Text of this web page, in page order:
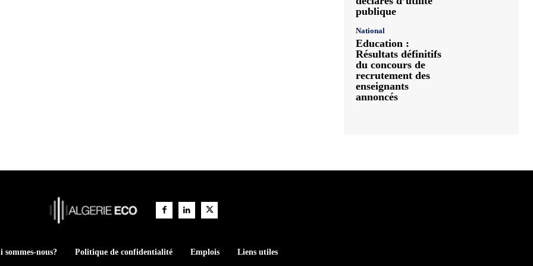
publique
National
Education :
Résultats définitifs
du concours de
recrutement des
enseignants
annoncés
sommes-nous? Politique de confidentialité Emplois Liens utiles